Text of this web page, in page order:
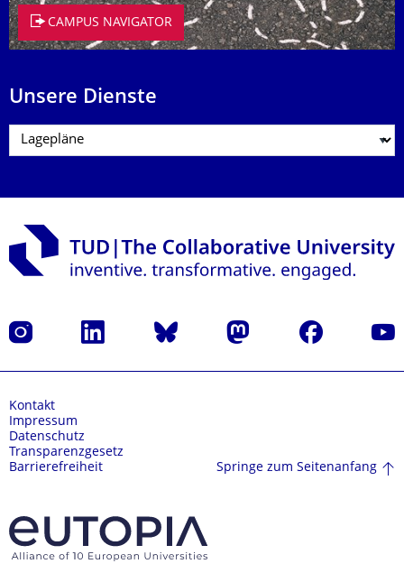
CAMPUS NAVIGATOR
Unsere Dienste
Instagram LinkedIn Bluesky Mastodon Facebook
Kontakt
Impressum
Datenschutz
Transparenzgesetz
Barrierefreiheit
Springe zum Seitenanfang